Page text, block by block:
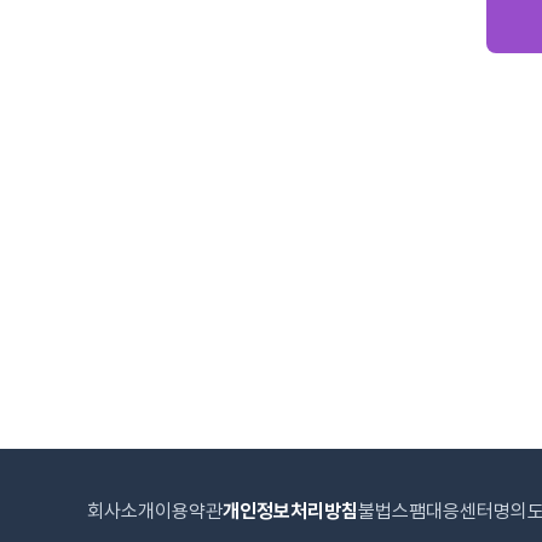
회사소개 이용약관개인정보처리방침불법스팸대응센터 명의